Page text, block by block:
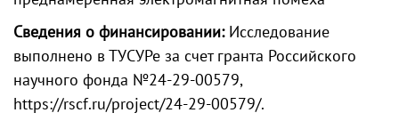
Сведения о финансировании:Исследование
выполнено в ТУСУРе за счет гранта Российского
научного фонда №24-29-00579,
https://rscf.ru/project/24-29-00579/.